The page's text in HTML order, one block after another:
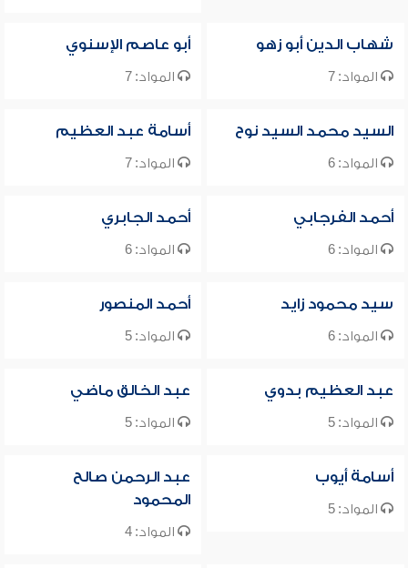
شهاب الدين أبو زهو
المواد: 7
أبو عاصم الإسنوي
المواد: 7
السيد محمد السيد نوح
المواد: 6
أسامة عبد العظيم
المواد: 7
أحمد الفرجابي
المواد: 6
أحمد الجابري
المواد: 6
سيد محمود زايد
المواد: 6
أحمد المنصور
المواد: 5
عبد العظيم بدوي
المواد: 5
عبد الخالق ماضي
المواد: 5
أسامة أيوب
المواد: 5
عبد الرحمن صالح
المحمود
المواد: 4